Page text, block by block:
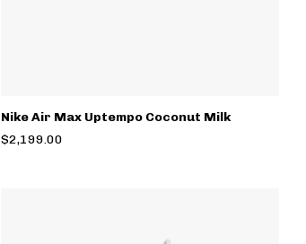
Nike Air Max Uptempo Coconut Milk
$2,199.00